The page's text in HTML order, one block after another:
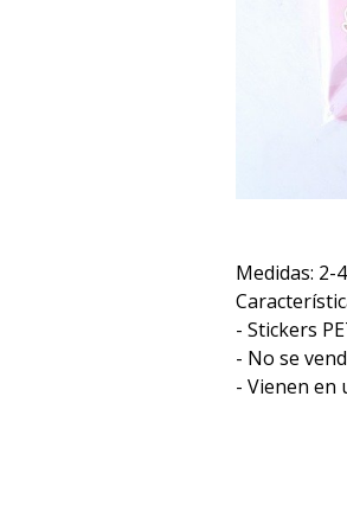
Medidas: 2-
- Stickers
- No se
- Vienen en